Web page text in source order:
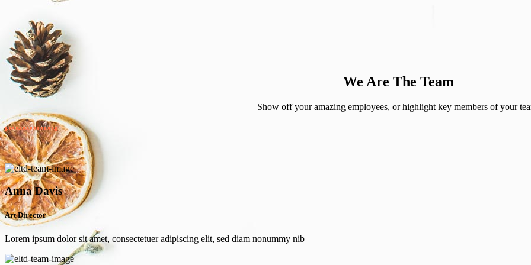
We Are The Team
Show off your amazing employees, or highlight key members of your
Anna Davis
Art Director
Lorem ipsum dolor sit amet, consectetuer adipiscing elit, sed diam nonummy nib